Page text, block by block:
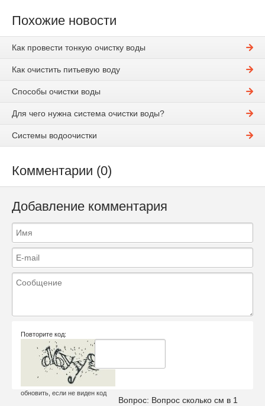
Похожие новости
Как провести тонкую очистку воды
Как очистить питьевую воду
Способы очистки воды
Для чего нужна система очистки воды?
Системы водоочистки
Комментарии (0)
Добавление комментария
Повторите код:
обновить, если не виден код
Вопрос: Вопрос сколько см в 1